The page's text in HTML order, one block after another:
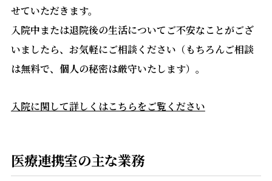
せていただきます。
入院中または退院後の生活についてご不安なことがござ
いましたら、お気軽にご相談ください（もちろんご相談
は無料で、個人の秘密は厳守いたします）。
入院に関して詳しくはこちらをご覧ください
医療連携室の主な業務